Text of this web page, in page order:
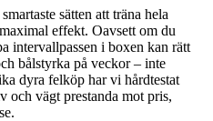
sätten att träna hela
effekt. Oavsett om du
intervallpassen i boxen kan rätt
bålstyrka på veckor – inte
dyra felköp har vi hårdtestat
och vägt prestanda mot pris,